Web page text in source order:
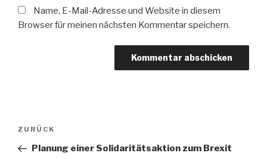
Name, E-Mail-Adresse und Website in diesem
Browser für meinen nächsten Kommentar speichern.
Beitragsnavigation
Vorheriger
Beitrag
ZURÜCK
Planung einer Solidaritätsaktion zum Brexit